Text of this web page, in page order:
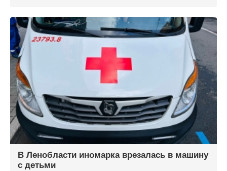
В Ленобласти иномарка врезалась в машину
с детьми